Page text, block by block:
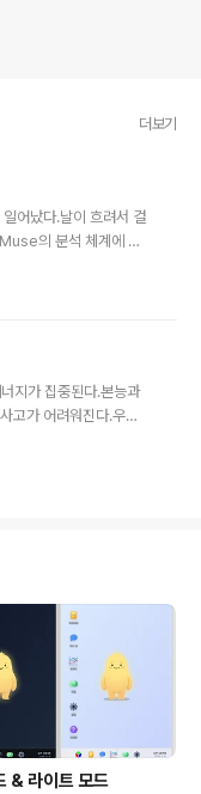
더보기
어났다.날이 흐려서 걸
의 분석 체계에 대
지가 집중된다.본능과
고가 어려워진다.우리
통하지 않는다.이전에
& 라이트 모드